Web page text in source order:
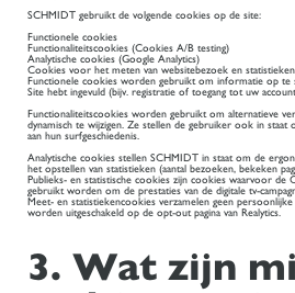
SCHMIDT gebruikt de volgende cookies op de site:
Functionele cookies
Functionaliteitscookies (Cookies A/B testing)
Analytische cookies (Google Analytics)
Cookies voor het meten van websitebezoek en statistieken
Functionele cookies worden gebruikt om informatie op te
Site hebt ingevuld (bijv. registratie of toegang tot uw
Functionaliteitscookies worden gebruikt om alternatieve
dynamisch te wijzigen. Ze stellen de gebruiker ook in staat
aan hun surfgeschiedenis.
Analytische cookies stellen SCHMIDT in staat om de
het opstellen van statistieken (aantal bezoeken, bekeken
Publieks- en statistische cookies zijn cookies waarvoor de
gebruikt worden om de prestaties van de digitale tv-
Meet- en statistiekencookies verzamelen geen
worden uitgeschakeld op de opt-out pagina van Realytics.
3. Wat zijn